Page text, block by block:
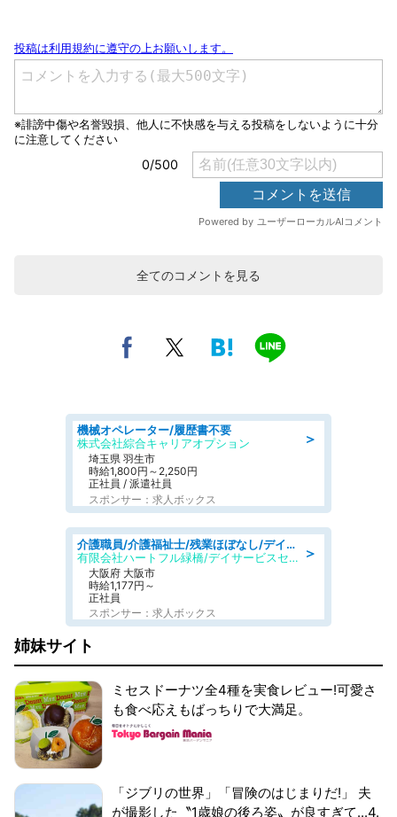
全てのコメントを見る
＞
機械オペレーター/履歴書不要
株式会社綜合キャリアオプション
埼玉県 羽生市
時給1,800円～2,250円
正社員 / 派遣社員
スポンサー：求人ボックス
＞
介護職員/介護福祉士/残業ほぼなし/デイサービスの介護職/日勤のみ
有限会社ハートフル緑橋/デイサービスセンター ハートフル桃谷
大阪府 大阪市
時給1,177円～
正社員
スポンサー：求人ボックス
姉妹サイト
ミセスドーナツ全4種を実食レビュー!可愛さ
も食べ応えもばっちりで大満足。
「ジブリの世界」「冒険のはじまりだ!」 夫
が撮影した〝1歳娘の後ろ姿〟が良すぎて...4.